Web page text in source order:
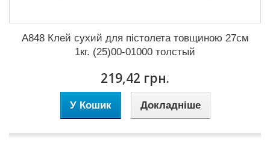
А848 Клей сухий для пістолета товщиною 27см
1кг. (25)00-01000 толстый
219,42 грн.
У Кошик Докладніше